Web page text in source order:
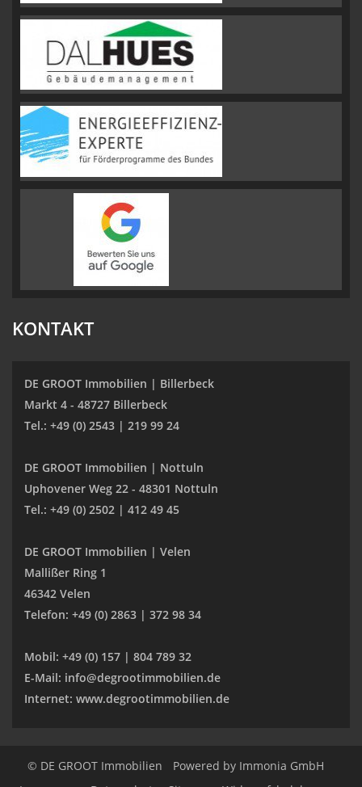
KONTAKT
DE GROOT Immobilien | Billerbeck
Markt 4 - 48727 Billerbeck
Tel.: +49 (0) 2543 | 219 99 24
DE GROOT Immobilien | Nottuln
Uphovener Weg 22 - 48301 Nottuln
Tel.: +49 (0) 2502 | 412 49 45
DE GROOT Immobilien | Velen
Mallißer Ring 1
46342 Velen
Telefon: +49 (0) 2863 | 372 98 34
Mobil: +49 (0) 157 | 804 789 32
E-Mail: info@degrootimmobilien.de
Internet: www.degrootimmobilien.de
© DE GROOT Immobilien Powered by Immonia GmbH